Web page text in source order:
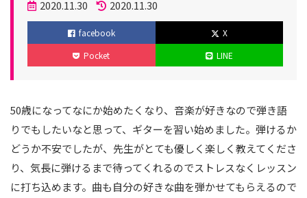
投
稿
日
2020.11.30
更
新
2020.11.30
facebook
X
Pocket
LINE
50歳になってなにか始めたくなり、音楽が好きなので弾き語
りでもしたいなと思って、ギターを習い始めました。弾けるか
どうか不安でしたが、先生がとても優しく楽しく教えてくださ
り、気長に弾けるまで待ってくれるのでストレスなくレッスン
に打ち込めます。曲も自分の好きな曲を弾かせてもらえるので